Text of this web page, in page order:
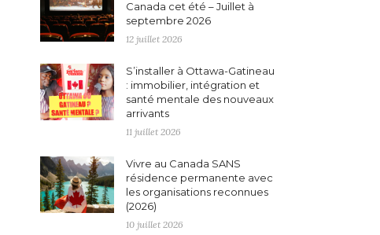
Canada cet été – Juillet à
septembre 2026
12 juillet 2026
S’installer à Ottawa-Gatineau
: immobilier, intégration et
santé mentale des nouveaux
arrivants
11 juillet 2026
Vivre au Canada SANS
résidence permanente avec
les organisations reconnues
(2026)
10 juillet 2026